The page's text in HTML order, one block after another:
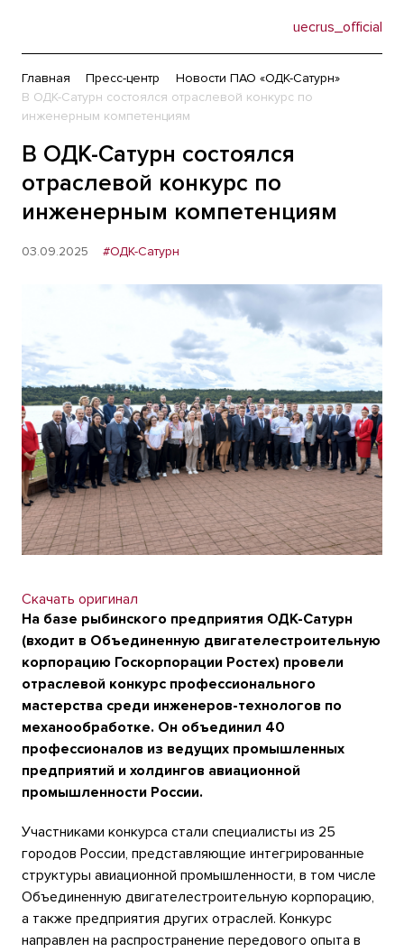
uecrus_official
Главная Пресс-центр
Новости ПАО «ОДК-Сатурн»
В ОДК-Сатурн состоялся отраслевой конкурс по
инженерным компетенциям
В ОДК-Сатурн состоялся
отраслевой конкурс по
инженерным компетенциям
03.09.2025 #ОДК-Сатурн
Скачать оригинал
На базе рыбинского предприятия ОДК-Сатурн
(входит в Объединенную двигателестроительную
корпорацию Госкорпорации Ростех) провели
отраслевой конкурс профессионального
мастерства среди инженеров-технологов по
механообработке. Он объединил 40
профессионалов из ведущих промышленных
предприятий и холдингов авиационной
промышленности России.
Участниками конкурса стали специалисты из 25
городов России, представляющие интегрированные
структуры авиационной промышленности, в том числе
Объединенную двигателестроительную корпорацию,
а также предприятия других отраслей. Конкурс
направлен на распространение передового опыта в